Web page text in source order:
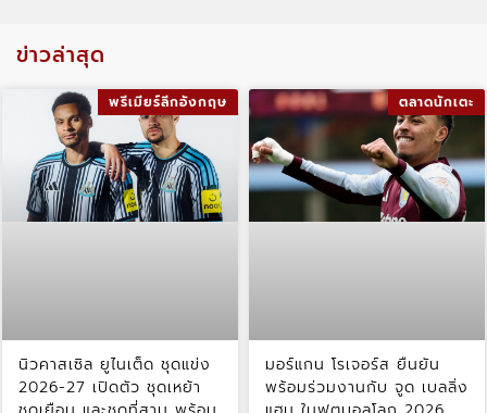
ข่าวล่าสุด
พรีเมียร์ลีกอังกฤษ
นิวคาสเซิล ยูไนเต็ด ชุดแข่ง
2026-27 เปิดตัว ชุดเหย้า
ตลาดนักเตะ
มอร์แกน โรเจอร์ส ยืนยัน
พร้อมร่วมงานกับ จูด เบลลิ่ง